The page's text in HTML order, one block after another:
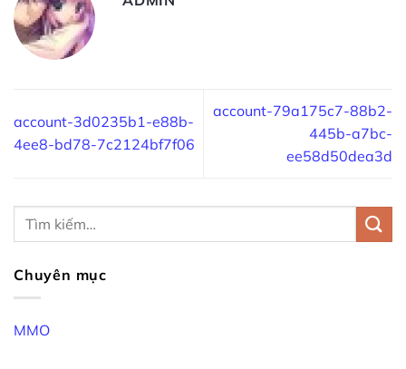
account-3d0235b1-e88b-
4ee8-bd78-7c2124bf7f06
account-79a175c7-88b2-
445b-a7bc-
ee58d50dea3d
Chuyên mục
MMO